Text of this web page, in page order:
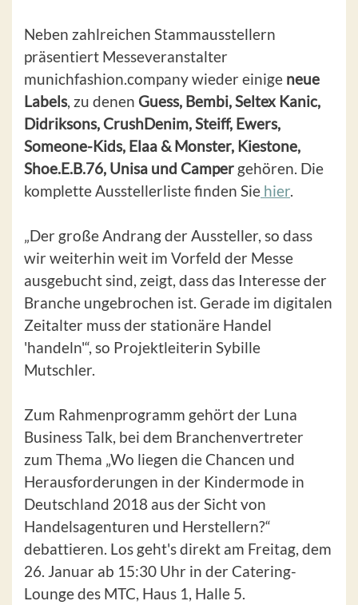
Neben zahlreichen Stammausstellern
präsentiert Messeveranstalter
munichfashion.company wieder einige neue
Labels, zu denen Guess, Bembi, Seltex Kanic,
Didriksons, CrushDenim, Steiff, Ewers,
Someone-Kids, Elaa & Monster, Kiestone,
Shoe.E.B.76, Unisa und Camper gehören. Die
komplette Ausstellerliste finden Sie hier.
„Der große Andrang der Aussteller, so dass
wir weiterhin weit im Vorfeld der Messe
ausgebucht sind, zeigt, dass das Interesse der
Branche ungebrochen ist. Gerade im digitalen
Zeitalter muss der stationäre Handel
'handeln'“, so Projektleiterin Sybille
Mutschler.
Zum Rahmenprogramm gehört der Luna
Business Talk, bei dem Branchenvertreter
zum Thema „Wo liegen die Chancen und
Herausforderungen in der Kindermode in
Deutschland 2018 aus der Sicht von
Handelsagenturen und Herstellern?“
debattieren. Los geht's direkt am Freitag, dem
26. Januar ab 15:30 Uhr in der Catering-
Lounge des MTC, Haus 1, Halle 5.